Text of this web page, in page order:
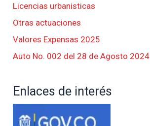
Licencias urbanisticas
Otras actuaciones
Valores Expensas 2025
Auto No. 002 del 28 de Agosto 2024
Enlaces de interés